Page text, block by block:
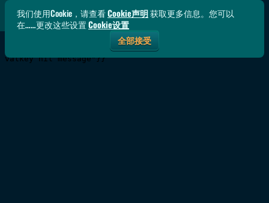
我们使用Cookie，请查看Cookie声明获取更多信息。您可以
在……更改这些设置Cookie设置
全部接受